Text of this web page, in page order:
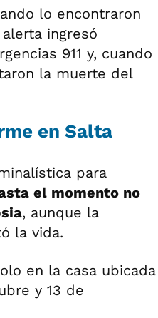
lo encontraron
ingresó
911 y, cuando
la muerte del
en Salta
para
el momento no
, aunque la
la vida.